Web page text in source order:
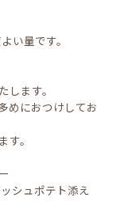
い量です。
します。
めにおつけしてお
。
シュポテト添え